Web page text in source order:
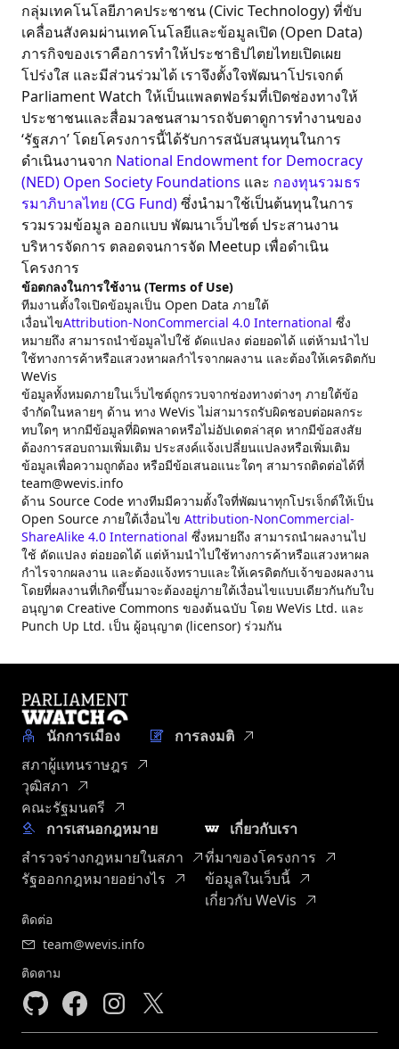
กลุ่มเทคโนโลยีภาคประชาชน (Civic Technology) ที่ขับ
เคลื่อนสังคมผ่านเทคโนโลยีและข้อมูลเปิด (Open Data)
ภารกิจของเราคือการทำให้ประชาธิปไตยไทยเปิดเผย
โปร่งใส และมีส่วนร่วมได้ เราจึงตั้งใจพัฒนาโปรเจกต์
Parliament Watch ให้เป็นแพลตฟอร์มที่เปิดช่องทางให้
ประชาชนและสื่อมวลชนสามารถจับตาดูการทำงานของ
‘รัฐสภา’ โดยโครงการนี้ได้รับการสนับสนุนทุนในการ
ดำเนินงานจาก National Endowment for Democracy
(NED) Open Society Foundations และ กองทุนรวมธร
รมาภิบาลไทย (CG Fund)ซึ่งนำมาใช้เป็นต้นทุนในการ
รวมรวมข้อมูล ออกแบบ พัฒนาเว็บไซต์ ประสานงาน
บริหารจัดการ ตลอดจนการจัด Meetup เพื่อดำเนิน
โครงการ
ข้อตกลงในการใช้งาน (Terms of Use)
ทีมงานตั้งใจเปิดข้อมูลเป็น Open Data ภายใต้
เงื่อนไขAttribution-NonCommercial 4.0 International ซึ่ง
หมายถึง สามารถนำข้อมูลไปใช้ ดัดแปลง ต่อยอดได้ แต่ห้ามนำไป
ใช้ทางการค้าหรือแสวงหาผลกำไรจากผลงาน และต้องให้เครดิตกับ
WeVis
ข้อมูลทั้งหมดภายในเว็บไซต์ถูกรวบจากช่องทางต่างๆ ภายใต้ข้อ
จำกัดในหลายๆ ด้าน ทาง WeVis ไม่สามารถรับผิดชอบต่อผลกระ
ทบใดๆ หากมีข้อมูลที่ผิดพลาดหรือไม่อัปเดตล่าสุด หากมีข้อสงสัย
ต้องการสอบถามเพิ่มเติม ประสงค์แจ้งเปลี่ยนแปลงหรือเพิ่มเติม
ข้อมูลเพื่อความถูกต้อง หรือมีข้อเสนอแนะใดๆ สามารถติดต่อได้ที่
team@wevis.info
ด้าน Source Code ทางทีมมีความตั้งใจที่พัฒนาทุกโปรเจ็กต์ให้เป็น
Open Source ภายใต้เงื่อนไข Attribution-NonCommercial-
ShareAlike 4.0 International ซึ่งหมายถึง สามารถนำผลงานไป
ใช้ ดัดแปลง ต่อยอดได้ แต่ห้ามนำไปใช้ทางการค้าหรือแสวงหาผล
กำไรจากผลงาน และต้องแจ้งทราบและให้เครดิตกับเจ้าของผลงาน
โดยที่ผลงานที่เกิดขึ้นมาจะต้องอยู่ภายใต้เงื่อนไขแบบเดียวกันกับใบ
อนุญาต Creative Commons ของต้นฉบับ โดย WeVis Ltd. และ
Punch Up Ltd. เป็น ผู้อนุญาต (licensor) ร่วมกัน
นักการเมือง
สภาผู้แทนราษฎร
วุฒิสภา
คณะรัฐมนตรี
การลงมติ
การเสนอกฎหมาย
สำรวจร่างกฎหมายในสภา
รัฐออกกฎหมายอย่างไร
เกี่ยวกับเรา
ที่มาของโครงการ
ข้อมูลในเว็บนี้
เกี่ยวกับ WeVis
ติดต่อ
team@wevis.info
ติดตาม